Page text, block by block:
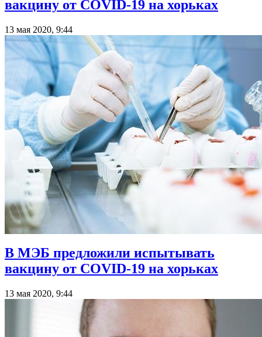
вакцину от COVID-19 на хорьках
13 мая 2020, 9:44
В МЭБ предложили испытывать
вакцину от COVID-19 на хорьках
13 мая 2020, 9:44